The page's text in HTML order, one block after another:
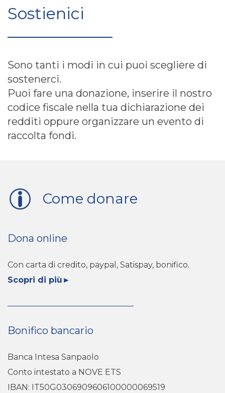
Sostienici
Sono tanti i modi in cui puoi scegliere di
sostenerci.
Puoi fare una donazione, inserire il nostro
codice fiscale nella tua dichiarazione dei
redditi oppure organizzare un evento di
raccolta fondi.
Come donare
Dona online
Con carta di credito, paypal, Satispay, bonifico.
Scopri di più ►
Bonifico bancario
Banca Intesa Sanpaolo
Conto intestato a NOVE ETS
IBAN: IT50G0306909606100000069519